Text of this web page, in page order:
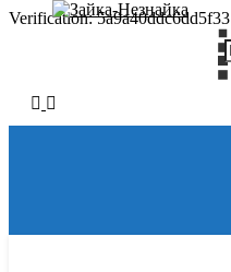
Verification: 5a9a40ddc6dd5f33